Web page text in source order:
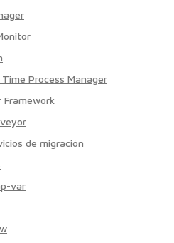
Process Manager
Framework
de migración
var